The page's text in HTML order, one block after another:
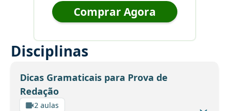
Comprar Agora
Disciplinas
Dicas Gramaticais para Prova de
Redação
2 aulas